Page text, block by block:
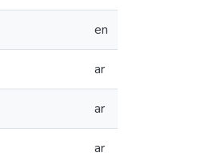
en
ar
ar
ar